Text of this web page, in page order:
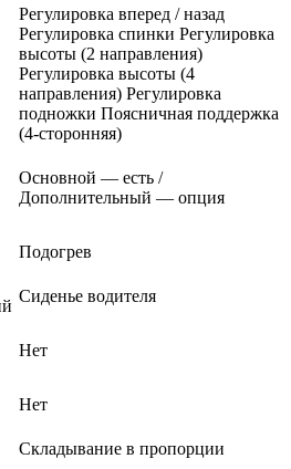
Регулировка вперед / назад
Регулировка спинки Регулировка
высоты (2 направления)
Регулировка высоты (4
направления) Регулировка
подножки Поясничная поддержка
(4-сторонняя)
Основной — есть /
Дополнительный — опция
Подогрев
Сиденье водителя
Нет
Нет
Складывание в пропорции